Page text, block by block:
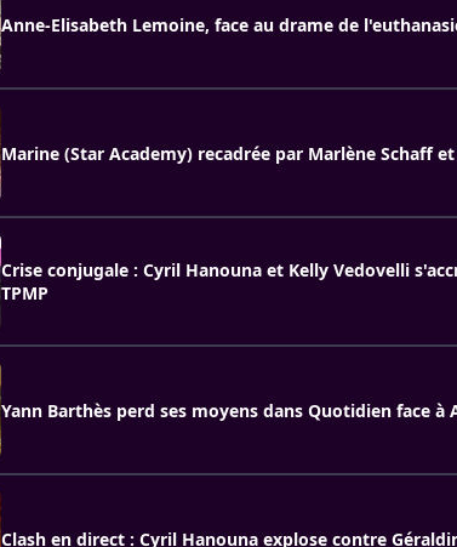
Anne-Elisabeth Lemoine, face au drame de
Marine (Star Academy) recadrée par Marlène Schaff
Crise conjugale : Cyril Hanouna et Kelly Vedovelli
TPMP
Yann Barthès perd ses moyens dans Quotidien face à
Clash en direct : Cyril Hanouna explose contre